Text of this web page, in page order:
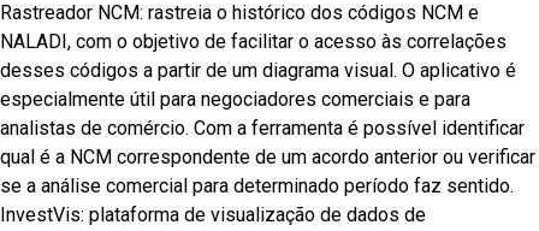
Rastreador NCM: rastreia o histórico dos códigos NCM e
NALADI, com o objetivo de facilitar o acesso às correlações
desses códigos a partir de um diagrama visual. O aplicativo é
especialmente útil para negociadores comerciais e para
analistas de comércio. Com a ferramenta é possível identificar
qual é a NCM correspondente de um acordo anterior ou verificar
se a análise comercial para determinado período faz sentido.
InvestVis: plataforma de visualização de dados de